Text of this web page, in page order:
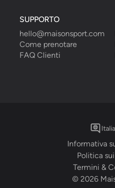
SUPPORTO
hello@maisonsport.com
Come prenotare
FAQ Clienti
© 2026
Termini &
Politica
Informativa